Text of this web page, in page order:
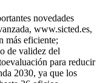
novedades
www.sicted.es,
más eficiente;
de validez del
para reducir
2030, ya que los